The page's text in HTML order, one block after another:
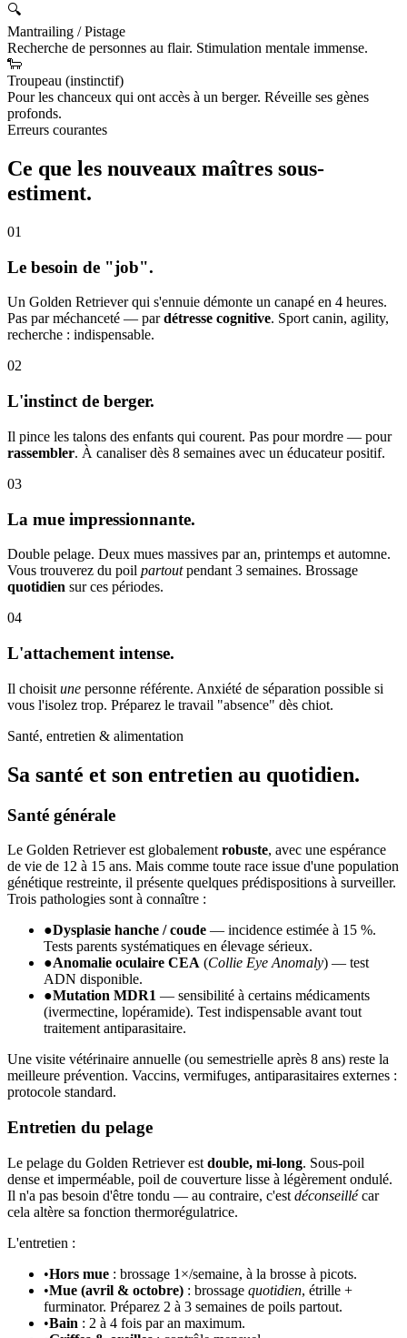
🔍
Mantrailing / Pistage
Recherche de personnes au flair. Stimulation mentale immense.
🐑
Troupeau (instinctif)
Pour les chanceux qui ont accès à un berger. Réveille ses gènes
profonds.
Erreurs courantes
Ce que les nouveaux maîtres sous-
estiment.
01
Le besoin de "job".
Un Golden Retriever qui s'ennuie démonte un canapé en 4 heures.
Pas par méchanceté — pardétresse cognitive. Sport canin, agility,
recherche : indispensable.
02
L'instinct de berger.
Il pince les talons des enfants qui courent. Pas pour mordre — pour
rassembler. À canaliser dès 8 semaines avec un éducateur positif.
03
La mue impressionnante.
Double pelage. Deux mues massives par an, printemps et automne.
Vous trouverez du poil partoutpendant 3 semaines. Brossage
quotidien sur ces périodes.
04
L'attachement intense.
Il choisit une personne référente. Anxiété de séparation possible si
vous l'isolez trop. Préparez le travail "absence" dès chiot.
Santé, entretien & alimentation
Sa santé et son entretien au quotidien.
Santé générale
Le Golden Retriever est globalement robuste, avec une espérance
de vie de 12 à 15 ans. Mais comme toute race issue d'une population
génétique restreinte, il présente quelques prédispositions à surveiller.
Trois pathologies sont à connaître :
●Dysplasie hanche / coude — incidence estimée à 15 %.
Tests parents systématiques en élevage sérieux.
●Anomalie oculaire CEA (Collie Eye Anomaly) — test
ADN disponible.
●Mutation MDR1 — sensibilité à certains médicaments
(ivermectine, lopéramide). Test indispensable avant tout
traitement antiparasitaire.
Une visite vétérinaire annuelle (ou semestrielle après 8 ans) reste la
meilleure prévention. Vaccins, vermifuges, antiparasitaires externes :
protocole standard.
Entretien du pelage
Le pelage du Golden Retriever est double, mi-long. Sous-poil
dense et imperméable, poil de couverture lisse à légèrement ondulé.
Il n'a pas besoin d'être tondu — au contraire, c'est déconseillécar
cela altère sa fonction thermorégulatrice.
L'entretien :
•Hors mue : brossage 1×/semaine, à la brosse à picots.
•Mue (avril & octobre) : brossage quotidien, étrille +
furminator. Préparez 2 à 3 semaines de poils partout.
•Bain : 2 à 4 fois par an maximum.